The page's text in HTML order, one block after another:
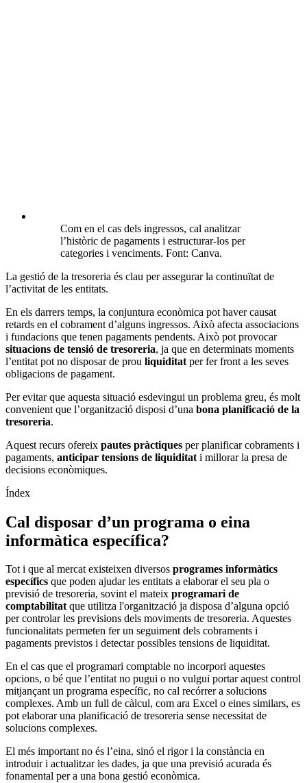
Com en el cas dels ingressos, cal analitzar
l’històric de pagaments i estructurar-los per
categories i venciments. Font: Canva.
La gestió de la tresoreria és clau per assegurar la continuïtat de
l’activitat de les entitats.
En els darrers temps, la conjuntura econòmica pot haver causat
retards en el cobrament d’alguns ingressos. Això afecta associacions
i fundacions que tenen pagaments pendents. Això pot provocar
situacions de tensió de tresoreria, ja que en determinats moments
l’entitat pot no disposar de prou liquiditat per fer front a les seves
obligacions de pagament.
Per evitar que aquesta situació esdevingui un problema greu, és molt
convenient que l’organització disposi d’una bona planificació de la
tresoreria.
Aquest recurs ofereix pautes pràctiques per planificar cobraments i
pagaments, anticipar tensions de liquiditat i millorar la presa de
decisions econòmiques.
Índex
Cal disposar d’un programa o eina
informàtica específica?
Tot i que al mercat existeixen diversos programes informàtics
específics que poden ajudar les entitats a elaborar el seu pla o
previsió de tresoreria, sovint el mateix programari de
comptabilitatque utilitza l'organització ja disposa d’alguna opció
per controlar les previsions dels moviments de tresoreria. Aquestes
funcionalitats permeten fer un seguiment dels cobraments i
pagaments previstos i detectar possibles tensions de liquiditat.
En el cas que el programari comptable no incorpori aquestes
opcions, o bé que l’entitat no pugui o no vulgui portar aquest control
mitjançant un programa específic, no cal recórrer a solucions
complexes. Amb un full de càlcul, com ara Excel o eines similars, es
pot elaborar una planificació de tresoreria sense necessitat de
solucions complexes.
El més important no és l’eina, sinó el rigor i la constància en
introduir i actualitzar les dades, ja que una previsió acurada és
fonamental per a una bona gestió econòmica.